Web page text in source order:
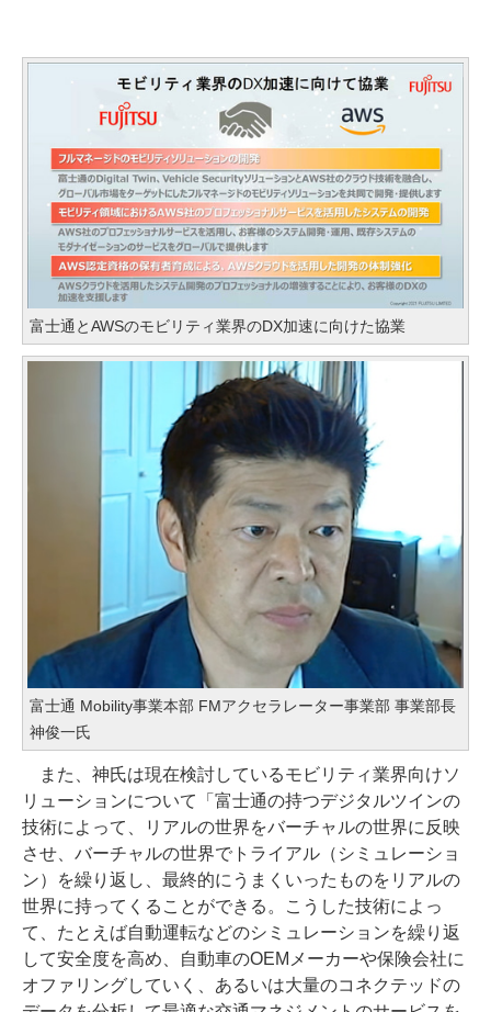
富士通とAWSのモビリティ業界のDX加速に向けた協業
富士通 Mobility事業本部 FMアクセラレーター事業部 事業部長
神俊一氏
また、神氏は現在検討しているモビリティ業界向けソ
リューションについて「富士通の持つデジタルツインの
技術によって、リアルの世界をバーチャルの世界に反映
させ、バーチャルの世界でトライアル（シミュレーショ
ン）を繰り返し、最終的にうまくいったものをリアルの
世界に持ってくることができる。こうした技術によっ
て、たとえば自動運転などのシミュレーションを繰り返
して安全度を高め、自動車のOEMメーカーや保険会社に
オファリングしていく、あるいは大量のコネクテッドの